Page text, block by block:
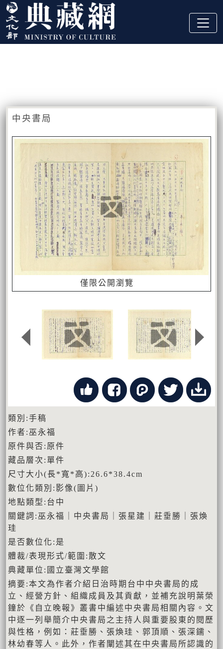
跳到主要內容
:::
中央書局
僅限公開瀏覽
類別:手稿
作者:巫永福
原件與否:原件
藏品層次:單件
尺寸大小(長*寬*高):26.6*38.4cm
數位化類別:影像(圖片)
地點類型:台中
關鍵詞:巫永福｜中央書局｜張星建｜莊垂勝｜張煥
珪
是否數位化:是
體裁/表現形式/範圍:散文
典藏單位:國立臺灣文學館
摘要:本文為作者介紹日治時期台中中央書局的成
立、經營方針、組織成員及其貢獻，並補充說明葉榮
鐘於《自立晚報》叢書中編述中央書局相關內容。文
中逐一列舉簡介中央書局之主持人與重要股東的閱歷
與性格，例如：莊垂勝、張煥珪、郭頂順、張深鑐、
林幼春等人。此外，作者闡述其在中央書局所認識的